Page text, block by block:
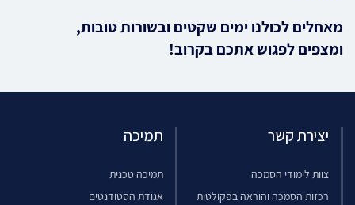
מאחלים לכולנו ימים שקטים ובשורות טובות,
ומצפים לפגוש אתכם בקרוב!
יצירת קשר
צוות לימודי הסמכה
רכזות הסמכה והוראה בפקולטות
תמיכה
תמיכה טכנית
אגודת הסטודנטים